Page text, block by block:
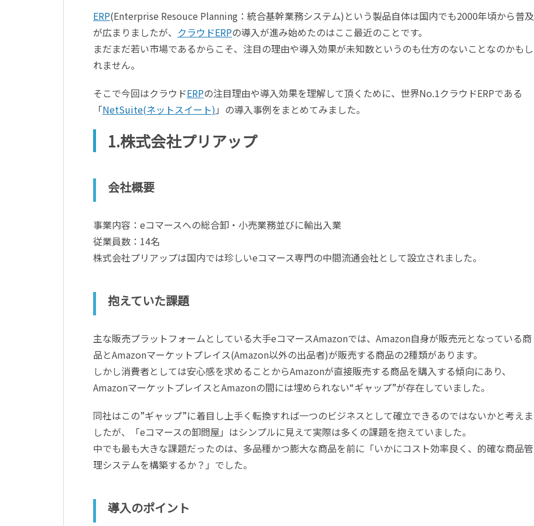
ERP(Enterprise Resouce Planning：統合基幹業務システム)という製品自体は国内でも2000年頃から普及
が広まりましたが、 クラウドERPの導入が進み始めたのはここ最近のことです。
まだまだ若い市場であるからこそ、注目の理由や導入効果が未知数というのも仕方のないことなのかもし
れません。
そこで今回はクラウドERPの注目理由や導入効果を理解して頂くために、世界No.1クラウドERPである
「NetSuite(ネットスイート) 」の導入事例をまとめてみました。
1.株式会社プリアップ
会社概要
事業内容：eコマースへの総合卸・小売業務並びに輸出入業
従業員数：14名
株式会社プリアップは国内では珍しいeコマース専門の中間流通会社として設立されました。
抱えていた課題
主な販売プラットフォームとしている大手eコマースAmazonでは、Amazon自身が販売元となっている商
品とAmazonマーケットプレイス(Amazon以外の出品者)が販売する商品の2種類があります。
しかし消費者としては安心感を求めることからAmazonが直接販売する商品を購入する傾向にあり、
AmazonマーケットプレイスとAmazonの間には埋められない“ギャップ”が存在していました。
同社はこの”ギャップ”に着目し上手く転換すれば一つのビジネスとして確立できるのではないかと考えま
したが、「eコマースの卸問屋」はシンプルに見えて実際は多くの課題を抱えていました。
中でも最も大きな課題だったのは、多品種かつ膨大な商品を前に「いかにコスト効率良く、的確な商品管
理システムを構築するか？」でした。
導入のポイント